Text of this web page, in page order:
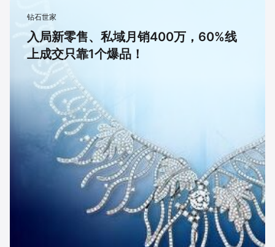
钻石世家
入局新零售、私域月销400万，60%线
上成交只靠1个爆品！